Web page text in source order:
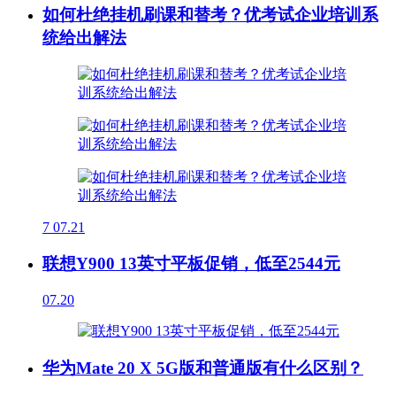
如何杜绝挂机刷课和替考？优考试企业培训系
统给出解法
7 07.21
联想Y900 13英寸平板促销，低至2544元
07.20
华为Mate 20 X 5G版和普通版有什么区别？